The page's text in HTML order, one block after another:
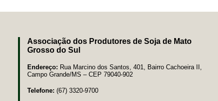
Associação dos Produtores de Soja de Mato
Grosso do Sul
Endereço: Rua Marcino dos Santos, 401, Bairro Cachoeira II,
Campo Grande/MS – CEP 79040-902
Telefone: (67) 3320-9700